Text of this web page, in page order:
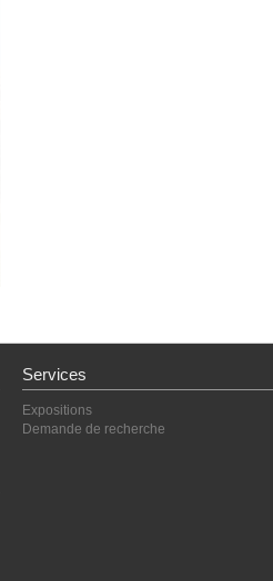
Services
Expositions
Demande de recherche